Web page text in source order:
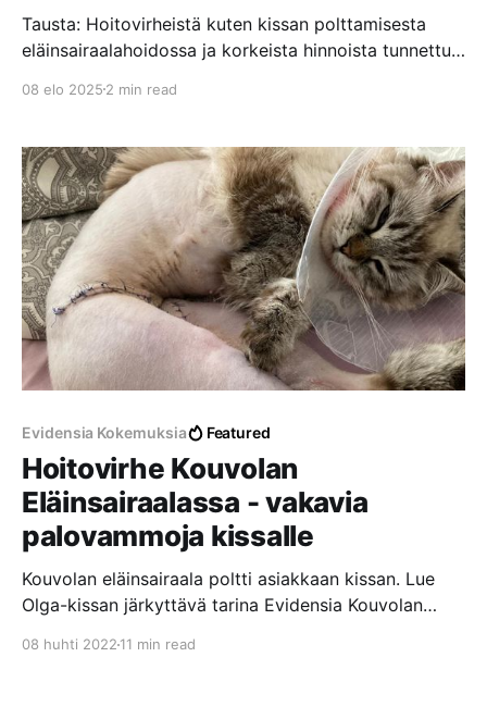
Tausta: Hoitovirheistä kuten kissan polttamisesta
eläinsairaalahoidossa ja korkeista hinnoista tunnettu
järjestämän hankintakilpailutuksen ja pyrki hakemaan
eläinsairaalassa – Lue Olga-kissan tarinaKouvolan
eläinsairaala poltti asiakkaan kissan. Lue Olga-kissan
järkyttävä tarina Evidensia Kouvolan Eläinsairaalassa
tapahtuneesta hoitovirheestä, josta aiheutui vakavia
palovammoja laajalle
08 elo 2025 2 min read
Evidensia Kokemuksia Featured
Hoitovirhe Kouvolan
Eläinsairaalassa - vakavia
palovammoja kissalle
Kouvolan eläinsairaala poltti asiakkaan kissan. Lue
Olga-kissan järkyttävä tarina Evidensia Kouvolan
08 huhti 2022 11 min read